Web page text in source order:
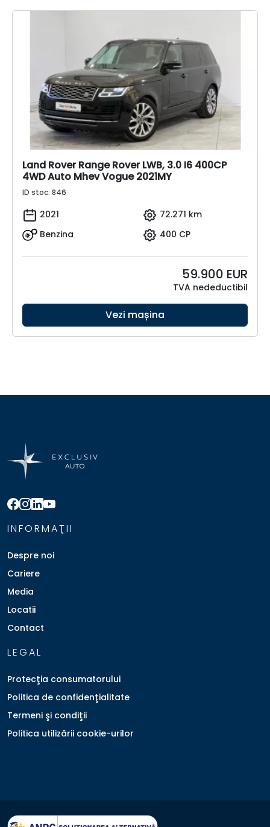
Land Rover Range Rover LWB, 3.0 I6 400CP
4WD Auto Mhev Vogue 2021MY
ID stoc: 846
2021
72.271 km
Benzina
400 CP
59.900 EUR
TVA nedeductibil
Vezi mașina
INFORMAŢII
Despre noi
Cariere
Media
Locatii
Contact
LEGAL
Protecţia consumatorului
Politica de confidenţialitate
Termeni şi condiţii
Politica utilizării cookie-urilor